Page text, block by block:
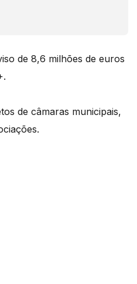
de 8,6 milhões de euros
de câmaras municipais,